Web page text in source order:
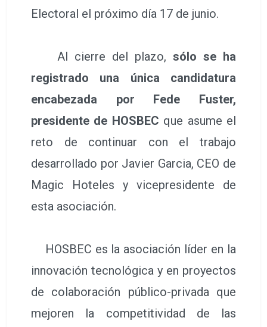
Electoral el próximo día 17 de junio.
Al cierre del plazo, sólo se ha
registrado una única candidatura
encabezada por Fede Fuster,
presidente de HOSBEC que asume el
reto de continuar con el trabajo
desarrollado por Javier Garcia, CEO de
Magic Hoteles y vicepresidente de
esta asociación.
HOSBEC es la asociación líder en la
innovación tecnológica y en proyectos
de colaboración público-privada que
mejoren la competitividad de las